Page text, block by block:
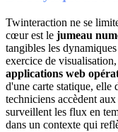
Twinteraction ne se
cœur est le jumeau
tangibles les dynamiques
exercice de
applications web
d'une carte statique, elle
techniciens accèdent
surveillent les flux en
dans un contexte qui